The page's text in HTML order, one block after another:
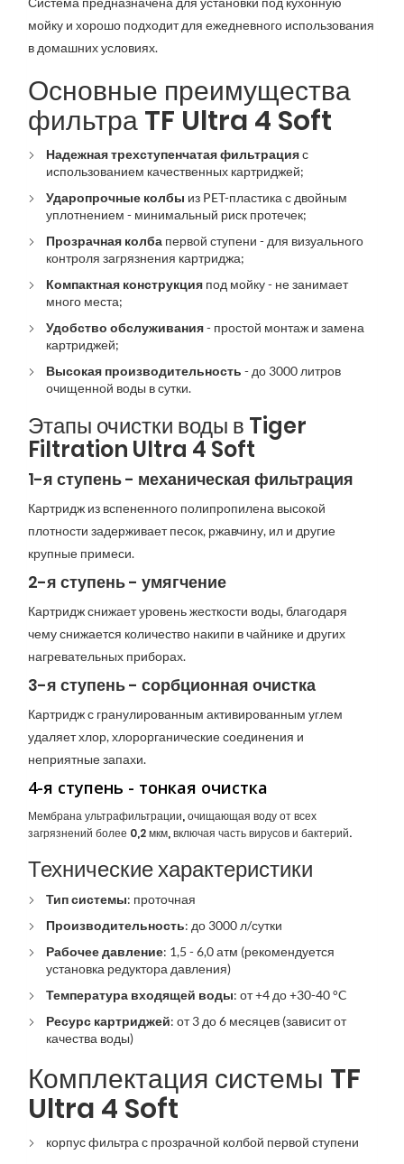
мойку и хорошо подходит для ежедневного использования
в домашних условиях.
Основные преимущества
фильтра TF Ultra 4 Soft
Надежная трехступенчатая фильтрацияс
использованием качественных картриджей;
Ударопрочные колбы из PET-пластика с двойным
уплотнением - минимальный риск протечек;
Прозрачная колба первой ступени - для визуального
контроля загрязнения картриджа;
Компактная конструкция под мойку - не занимает
много места;
Удобство обслуживания- простой монтаж и замена
картриджей;
Высокая производительность - до 3000 литров
очищенной воды в сутки.
Этапы очистки воды в Tiger
Filtration Ultra 4 Soft
1-я ступень - механическая фильтрация
Картридж из вспененного полипропилена высокой
плотности задерживает песок, ржавчину, ил и другие
крупные примеси.
2-я ступень - умягчение
Картридж снижает уровень жесткости воды, благодаря
чему снижается количество накипи в чайнике и других
нагревательных приборах.
3-я ступень - сорбционная очистка
Картридж с гранулированным активированным углем
удаляет хлор, хлорорганические соединения и
неприятные запахи.
4-я ступень - тонкая очистка
Мембрана ультрафильтрации, очищающая воду от всех
загрязнений более 0,2 мкм, включая часть вирусов и бактерий.
Технические характеристики
Тип системы: проточная
Производительность: до 3000 л/сутки
Рабочее давление: 1,5 - 6,0 атм (рекомендуется
установка редуктора давления)
Температура входящей воды: от +4 до +30-40 °C
Ресурс картриджей: от 3 до 6 месяцев (зависит от
качества воды)
Комплектация системы TF
Ultra 4 Soft
корпус фильтра с прозрачной колбой первой ступени